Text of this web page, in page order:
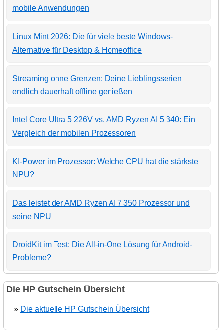
mobile Anwendungen
Linux Mint 2026: Die für viele beste Windows-
Alternative für Desktop & Homeoffice
Streaming ohne Grenzen: Deine Lieblingsserien
endlich dauerhaft offline genießen
Intel Core Ultra 5 226V vs. AMD Ryzen AI 5 340: Ein
Vergleich der mobilen Prozessoren
KI-Power im Prozessor: Welche CPU hat die stärkste
NPU?
Das leistet der AMD Ryzen AI 7 350 Prozessor und
seine NPU
DroidKit im Test: Die All-in-One Lösung für Android-
Probleme?
Die HP Gutschein Übersicht
» Die aktuelle HP Gutschein Übersicht